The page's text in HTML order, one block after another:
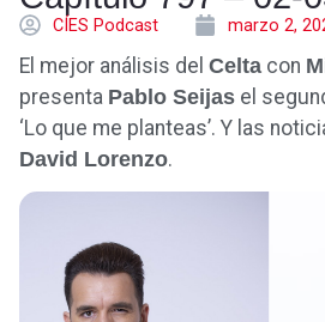
CÍES Podcast marzo 2,
El mejor análisis del Celta con
presenta Pablo Seijas el
‘Lo que me planteas’. Y las
David Lorenzo.